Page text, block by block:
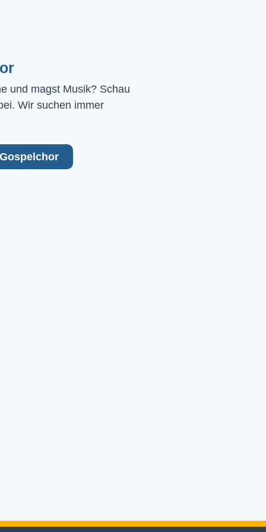
und magst Musik? Schau
Wir suchen immer